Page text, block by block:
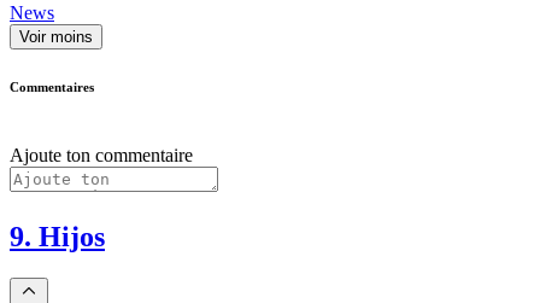
News
Voir moins
Commentaires
Ajoute ton commentaire
9. Hijos